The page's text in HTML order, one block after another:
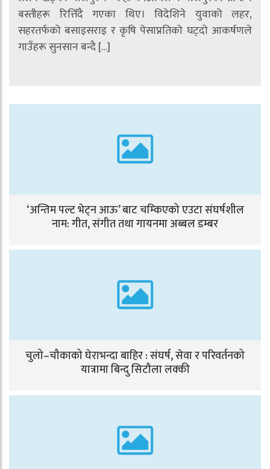
बस्तीहरू रित्तिँदै गएका थिए। विदेशिने युवाको लहर,
सहरतर्फको बसाइसराइ र कृषि पेसाप्रतिको घट्दो आकर्षणले
गाउँहरू सुनसान बन्दै […]
‘अन्तिम पल्ट भेट्न आऊ’ बाट चम्किएको एउटा संघर्षशील
नाम: गीत, संगीत तथा गायनमा अब्बल डम्बर
चुलो–चौकाको घेराभन्दा बाहिर : संघर्ष, सेवा र परिवर्तनको
यात्रामा बिन्दु सिटौला लक्की